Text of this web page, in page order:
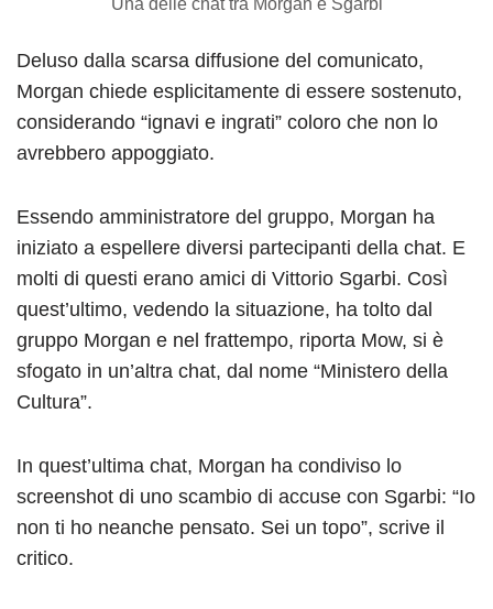
Deluso dalla scarsa diffusione del comunicato,
Morgan chiede esplicitamente di essere sostenuto,
considerando “ignavi e ingrati” coloro che non lo
avrebbero appoggiato.
Essendo amministratore del gruppo, Morgan ha
iniziato a espellere diversi partecipanti della chat. E
molti di questi erano amici di Vittorio Sgarbi. Così
quest’ultimo, vedendo la situazione, ha tolto dal
gruppo Morgan e nel frattempo, riporta Mow, si è
sfogato in un’altra chat, dal nome “Ministero della
Cultura”.
In quest’ultima chat, Morgan ha condiviso lo
screenshot di uno scambio di accuse con Sgarbi: “Io
non ti ho neanche pensato. Sei un topo”, scrive il
critico.